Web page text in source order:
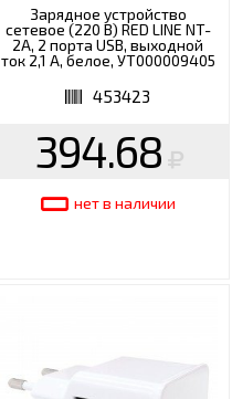
Зарядное устройство
сетевое (220 В) RED LINE NT-
2A, 2 порта USB, выходной
ток 2,1 А, белое, УТ000009405
453423
394.68
нет в наличии